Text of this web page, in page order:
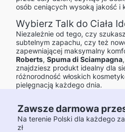
osób ceniących wysoką jakość i
Wybierz Talk do Ciała
Niezależnie od tego, czy
subtelnym zapachu, czy też
zapewniającej maksymalny
Roberts, Spuma di Sciampagna
znajdziesz produkt idealny dla
różnorodność włoskich
pielęgnacją każdego dnia.
Zawsze darmowa
Na terenie Polski dla każdego
zł